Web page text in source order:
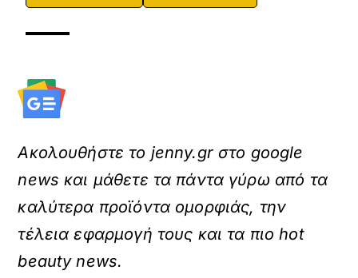
Ακολουθήστε το jenny.gr στο google
news και μάθετε τα πάντα γύρω από τα
καλύτερα προϊόντα ομορφιάς, την
τέλεια εφαρμογή τους και τα πιο hot
beauty news.